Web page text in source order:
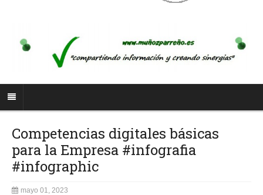
Competencias digitales básicas
para la Empresa #infografia
#infographic
mayo 01, 2023